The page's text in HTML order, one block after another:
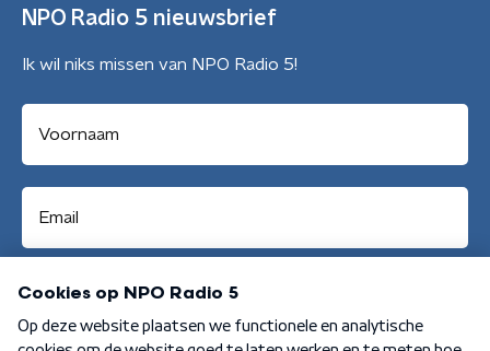
NPO Radio 5 nieuwsbrief
Ik wil niks missen van NPO Radio 5!
Aanmelden